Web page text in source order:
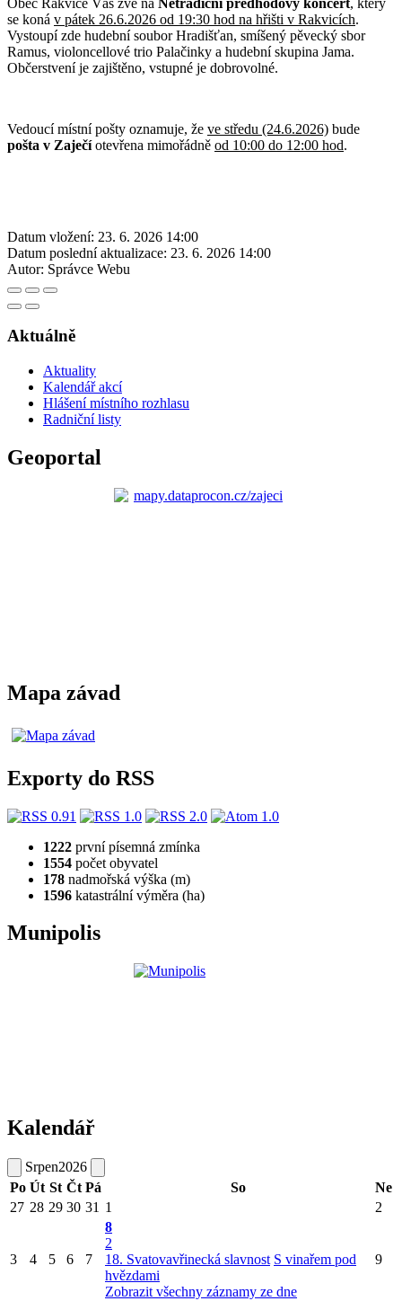
se koná v pátek 26.6.2026 od 19:30 hod na hřišti v Rakvicích.
Vystoupí zde hudební soubor Hradišťan, smíšený pěvecký sbor
Ramus, violoncellové trio Palačinky a hudební skupina Jama.
Občerstvení je zajištěno, vstupné je dobrovolné.
Vedoucí místní pošty oznamuje, že ve středu (24.6.2026) bude
pošta v Zaječíotevřena mimořádně od 10:00 do 12:00 hod.
Datum vložení: 23. 6. 2026 14:00
Datum poslední aktualizace: 23. 6. 2026 14:00
Autor: Správce Webu
Aktuálně
Aktuality
Kalendář akcí
Hlášení místního rozhlasu
Radniční listy
Geoportal
Mapa závad
Exporty do RSS
1222 první písemná zmínka
1554 počet obyvatel
178 nadmořská výška (m)
1596 katastrální výměra (ha)
Munipolis
Kalendář
Srpen2026
Po Út St Čt Pá So
Ne
27 28 29 30 31 1 2
3 4 5 6 7
8
2
18. Svatovavřinecká slavnost S vinařem pod
hvězdami
Zobrazit všechny záznamy ze dne
9